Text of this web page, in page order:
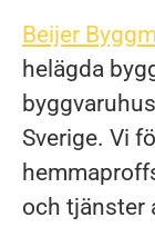
Beijer
helägda
Sverige. Vi
och tjänster